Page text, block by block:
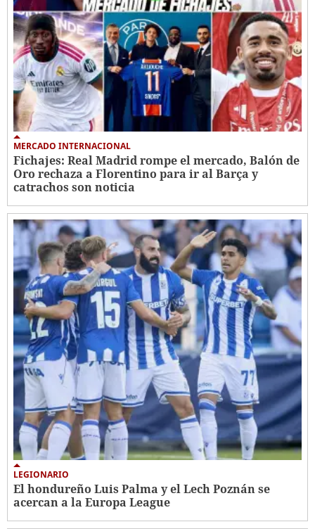
MERCADO INTERNACIONAL
Fichajes: Real Madrid rompe el mercado, Balón de
Oro rechaza a Florentino para ir al Barça y
catrachos son noticia
LEGIONARIO
El hondureño Luis Palma y el Lech Poznán se
acercan a la Europa League